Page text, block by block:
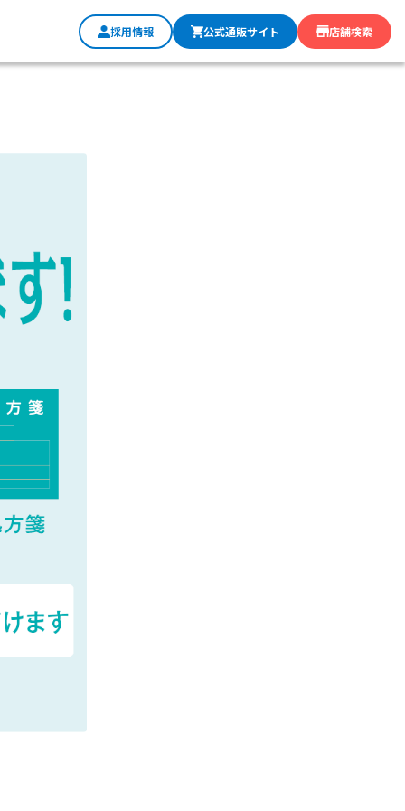
採用情報 公式通販サイト 店舗検索